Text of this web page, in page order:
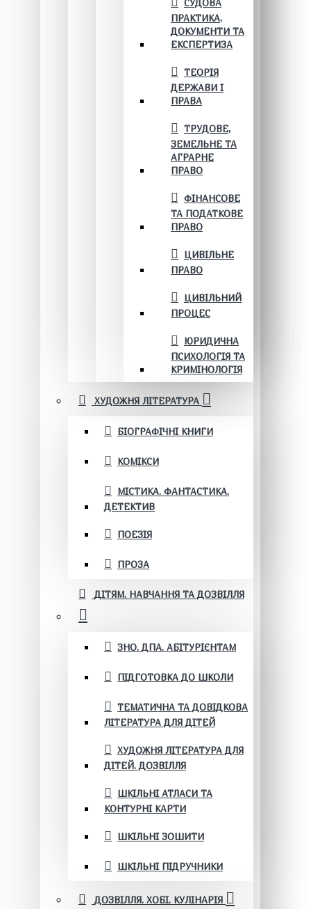
СУДОВА
ПРАКТИКА,
ДОКУМЕНТИ ТА
ЕКСПЕРТИЗА
ТЕОРІЯ
ДЕРЖАВИ І
ПРАВА
ТРУДОВЕ,
ЗЕМЕЛЬНЕ ТА
АГРАРНЕ
ПРАВО
ФІНАНСОВЕ
ТА ПОДАТКОВЕ
ПРАВО
ЦИВІЛЬНЕ
ПРАВО
ЦИВІЛЬНИЙ
ПРОЦЕС
ЮРИДИЧНА
ПСИХОЛОГІЯ ТА
КРИМІНОЛОГІЯ
ХУДОЖНЯ ЛІТЕРАТУРА
БІОГРАФІЧНІ КНИГИ
КОМІКСИ
МІСТИКА. ФАНТАСТИКА.
ДЕТЕКТИВ
ПОЕЗІЯ
ПРОЗА
ДІТЯМ. НАВЧАННЯ ТА ДОЗВІЛЛЯ
ЗНО. ДПА. АБІТУРІЄНТАМ
ПІДГОТОВКА ДО ШКОЛИ
ТЕМАТИЧНА ТА ДОВІДКОВА
ЛІТЕРАТУРА ДЛЯ ДІТЕЙ
ХУДОЖНЯ ЛІТЕРАТУРА ДЛЯ
ДІТЕЙ. ДОЗВІЛЛЯ
ШКІЛЬНІ АТЛАСИ ТА
КОНТУРНІ КАРТИ
ШКІЛЬНІ ЗОШИТИ
ШКІЛЬНІ ПІДРУЧНИКИ
ДОЗВІЛЛЯ. ХОБІ. КУЛІНАРІЯ